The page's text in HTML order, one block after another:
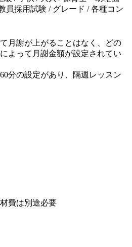
員採用試験 / グレード / 各種コン
月謝が上がることはなく、どの
よって月謝金額が設定されてい
分の設定があり、隔週レッスン
費は別途必要